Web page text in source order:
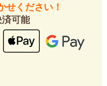
せください！
可能